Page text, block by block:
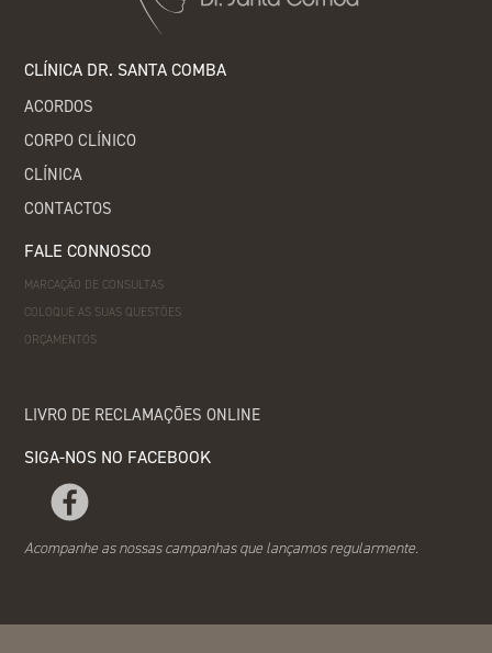
CLÍNICA DR. SANTA COMBA
ACORDOS
CORPO CLÍNICO
CLÍNICA
CONTACTOS
FALE CONNOSCO
MARCAÇÃO DE CONSULTAS
COLOQUE AS SUAS QUESTÕES
ORÇAMENTOS
LIVRO DE RECLAMAÇÕES ONLINE
SIGA-NOS NO FACEBOOK
Acompanhe as nossas campanhas que lançamos regularmente.